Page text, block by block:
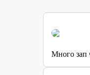
Много зап